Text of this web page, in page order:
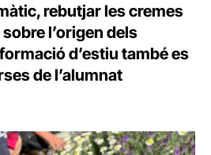
rebutjar les cremes
l’origen dels
d’estiu també es
de l’alumnat